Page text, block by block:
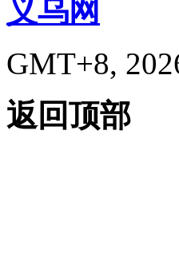
义乌网
GMT+8,
返回顶部